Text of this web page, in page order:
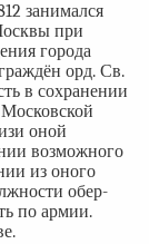
занимался
при
города
орд. Св.
в сохранении
оной
возможного
из оного
обер-
по армии.